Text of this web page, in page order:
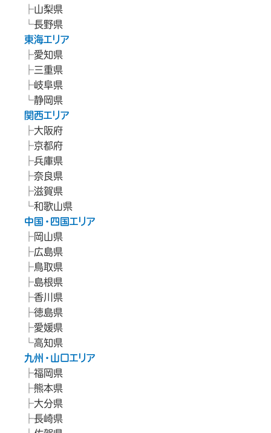
山梨県
長野県
東海エリア
愛知県
三重県
岐阜県
静岡県
関西エリア
大阪府
京都府
兵庫県
奈良県
滋賀県
和歌山県
中国・四国エリア
岡山県
広島県
鳥取県
島根県
香川県
徳島県
愛媛県
高知県
九州・山口エリア
福岡県
熊本県
大分県
長崎県